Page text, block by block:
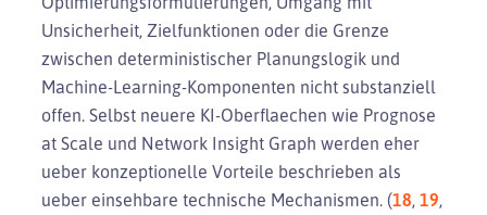
Unsicherheit, Zielfunktionen oder die Grenze
zwischen deterministischer Planungslogik und
Machine-Learning-Komponenten nicht substanziell
offen. Selbst neuere KI-Oberflaechen wie Prognose
at Scale und Network Insight Graph werden eher
ueber konzeptionelle Vorteile beschrieben als
ueber einsehbare technische Mechanismen. (18, 19,